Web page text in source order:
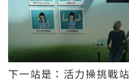
下一站是：活力操挑戰站